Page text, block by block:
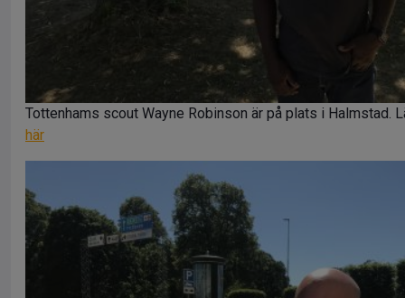
Tottenhams scout Wayne Robinson är på plats i Halmstad.
här